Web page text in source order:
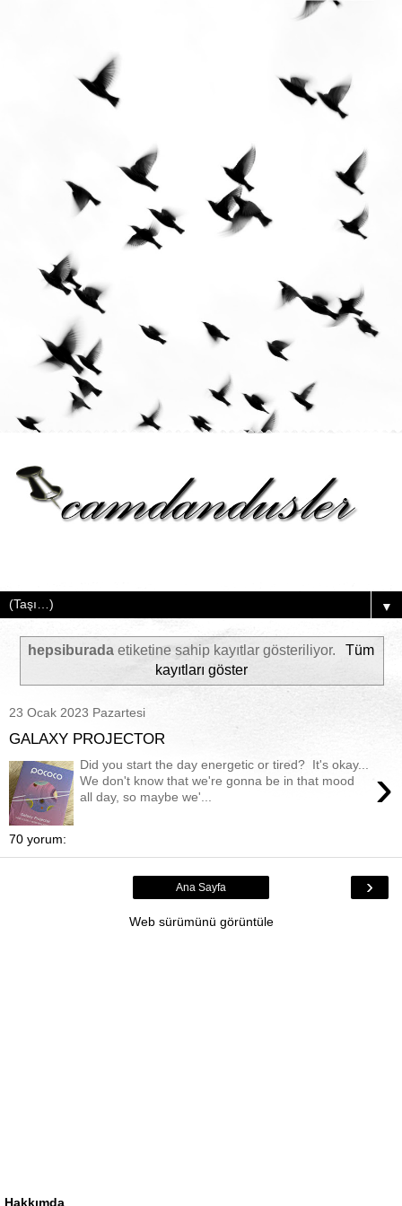
▼
hepsiburada etiketine sahip kayıtlar gösteriliyor.
Tüm
kayıtları göster
23 Ocak 2023 Pazartesi
GALAXY PROJECTOR
›
Did you start the day energetic or tired? It's okay...
We don't know that we're gonna be in that mood
all day, so maybe we'...
70 yorum:
›
Ana Sayfa
Web sürümünü görüntüle
Hakkımda